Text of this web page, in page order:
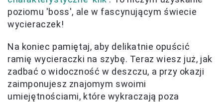
poziomu 'boss', ale w fascynującym świecie
wycieraczek!
Na koniec pamiętaj, aby delikatnie opuścić
ramię wycieraczki na szybę. Teraz wiesz już, jak
zadbać o widoczność w deszczu, a przy okazji
zaimponujesz znajomym swoimi
umiejętnościami, które wykraczają poza